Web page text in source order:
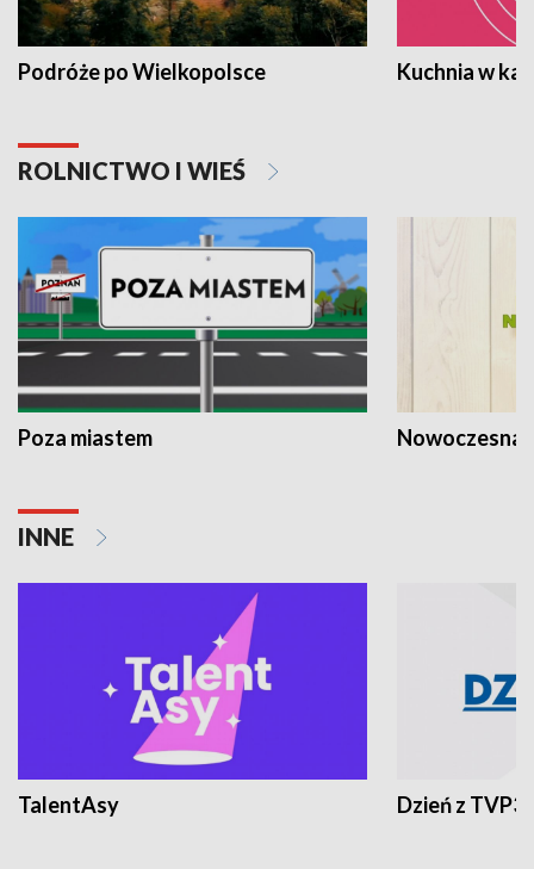
Podróże po Wielkopolsce Kuchnia w
ROLNICTWO I WIEŚ
Poza miastem Nowoczesna
INNE
TalentAsy Dzień z TVP3